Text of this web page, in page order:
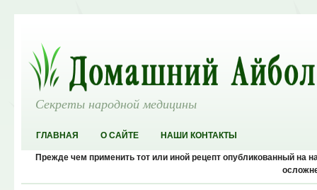
Секреты народной медицины
ГЛАВНАЯ О САЙТЕ НАШИ КОНТАКТЫ
Прежде чем применить тот или иной рецепт опубликованный на